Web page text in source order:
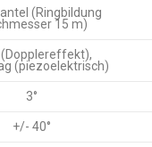
(Ringbildung
15 m)
(Dopplereffekt),
(piezoelektrisch)
3°
+/- 40°